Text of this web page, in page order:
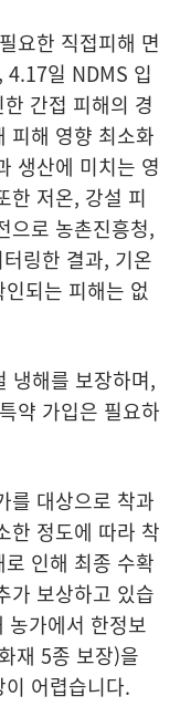
요한 직접피해 면
일 NDMS 입
간접 피해의 경
피해 영향 최소화
생산에 미치는 영
한 저온, 강설 피
으로 농촌진흥청,
링한 결과, 기온
되는 피해는 없
냉해를 보장하며,
약 가입은 필요하
를 대상으로 착과
한 정도에 따라 착
인해 최종 수확
가 보상하고 있습
농가에서 한정보
재 5종 보장)을
어렵습니다.